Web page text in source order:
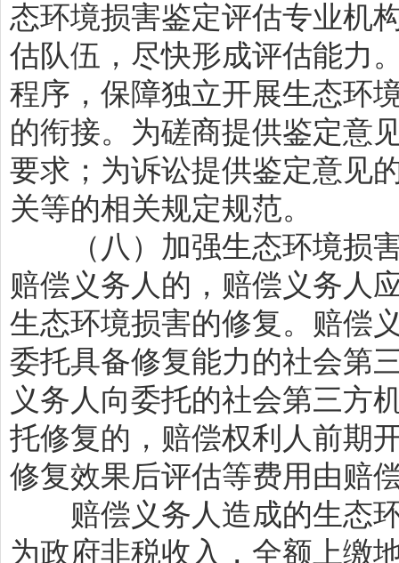
态环境损害鉴定评估专业机
估队伍，尽快形成评估能力
程序，保障独立开展生态环
的衔接。为磋商提供鉴定意
要求；为诉讼提供鉴定意见
关等的相关规定规范。
（八）加强生态环境损害
赔偿义务人的，赔偿义务人
生态环境损害的修复。赔偿
委托具备修复能力的社会第
义务人向委托的社会第三方
托修复的，赔偿权利人前期
修复效果后评估等费用由赔
赔偿义务人造成的生态环
为政府非税收入，全额上缴